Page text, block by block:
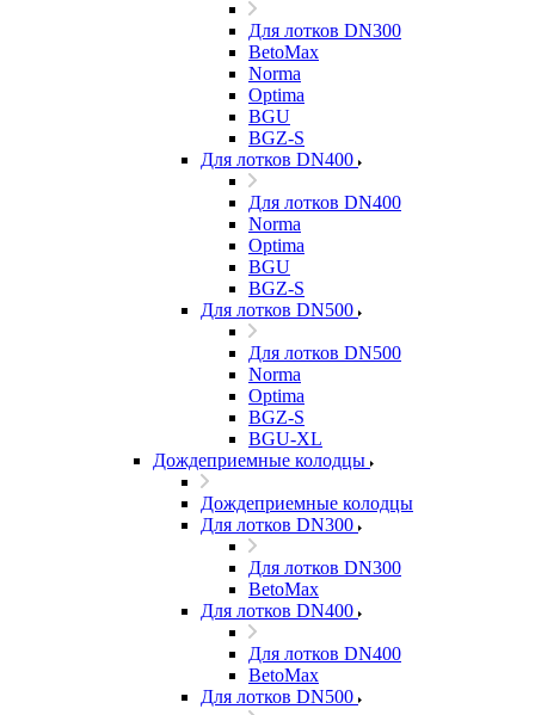
Для лотков DN300
BetoMax
Norma
Optima
BGU
BGZ-S
Для лотков DN400
Для лотков DN400
Norma
Optima
BGU
BGZ-S
Для лотков DN500
Для лотков DN500
Norma
Optima
BGZ-S
BGU-XL
Дождеприемные колодцы
Дождеприемные колодцы
Для лотков DN300
Для лотков DN300
BetoMax
Для лотков DN400
Для лотков DN400
BetoMax
Для лотков DN500